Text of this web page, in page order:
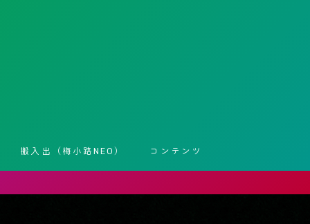
搬入出（梅小路NEO） コンテンツ